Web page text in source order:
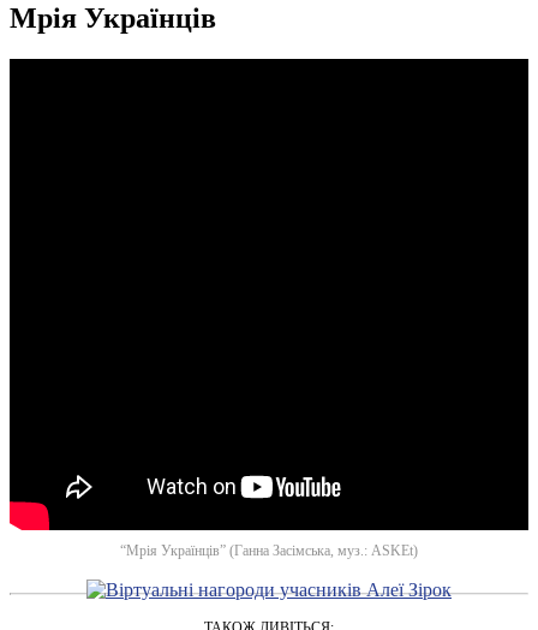
Мрія Українців
“Мрія Українців” (Ганна Засімська, муз.: ASKEt)